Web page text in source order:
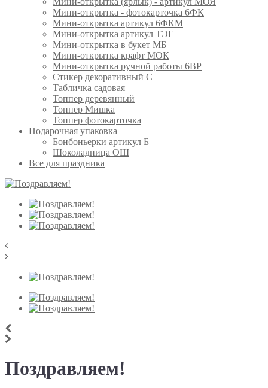
Мини-открытка - фотокарточка 6ФК
Мини-открытка артикул 6ФКМ
Мини-открытка артикул ТЭГ
Мини-открытка в букет МБ
Мини-открытка крафт МОК
Мини-открытка ручной работы 6ВР
Стикер декоративный С
Табличка садовая
Топпер деревянный
Топпер Мишка
Топпер фотокарточка
Подарочная упаковка
Бонбоньерки артикул Б
Шоколадница ОШ
Все для праздника
Поздравляем!